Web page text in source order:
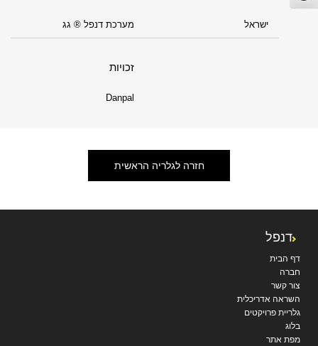
מערכת דנפל ® גג ישראל
זכויות
Danpal
חזרה לגלריה הראשית
דנפל
דף הבית
חברה
צור קשר
השראה אדריכלית
גלריית פרויקטים
בלוג
מפת אתר